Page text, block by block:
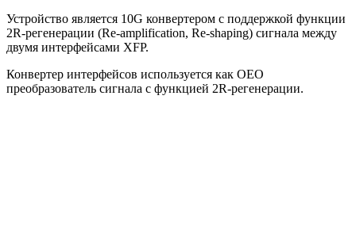
Устройство является 10G конвертером с поддержкой функции
2R-регенерации (Re-amplification, Re-shaping) сигнала между
двумя интерфейсами XFP.
Конвертер интерфейсов используется как OEO
преобразователь сигнала с функцией 2R-регенерации.